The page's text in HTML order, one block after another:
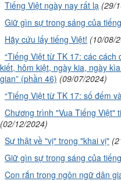
Tiếng Việt ngày nay rất lạ (29/
Giữ gìn sự trong sáng của
Hãy cứu lấy tiếng Việt! (10/08/
“Tiếng Việt từ TK 17: các
kiết, hôm kiệt, ngày kia, ngày
gian” (phần 46) (09/07/2024)
“Tiếng Việt từ TK 17: số đếm
Chương trình "Vua Tiếng Việt"
(02/12/2024)
Sự thật về "vị" trong "khai vị"
Giữ gìn sự trong sáng của tiếng
Con rắn trong ngôn ngữ dân